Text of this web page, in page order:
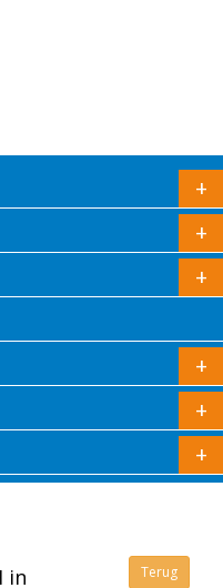
Terug
in